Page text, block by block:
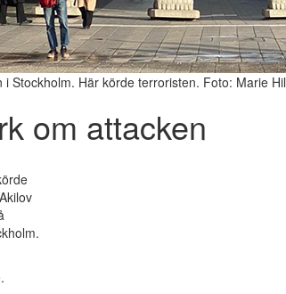
i Stockholm. Här körde terroristen. Foto: Marie
om attacken